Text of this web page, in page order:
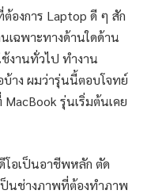
งการ Laptop ดี ๆ สัก
เฉพาะทางด้านใดด้าน
งานทั่วไป ทำงาน
บ้าง ผมว่ารุ่นนี้ตอบโจทย์
MacBook รุ่นเริ่มต้นเคย
โอเป็นอาชีพหลัก ตัด
ป็นช่างภาพที่ต้องทำภาพ